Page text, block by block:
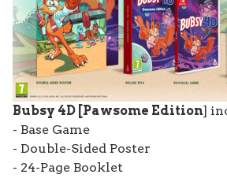
Bubsy 4D [Pawsome Edition]
- Base Game
- Double-Sided Poster
- 24-Page Booklet